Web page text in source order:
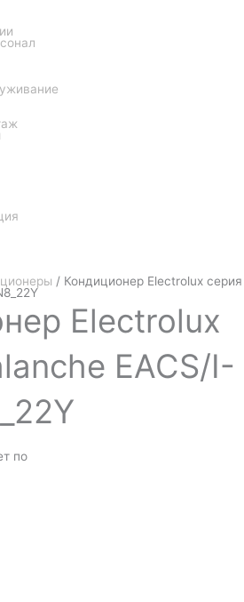
/ Кондиционер Electrolux серия
Electrolux
EACS/I-